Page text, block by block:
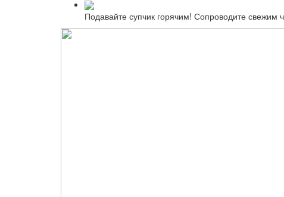
Подавайте супчик горячим! Сопроводите свежим